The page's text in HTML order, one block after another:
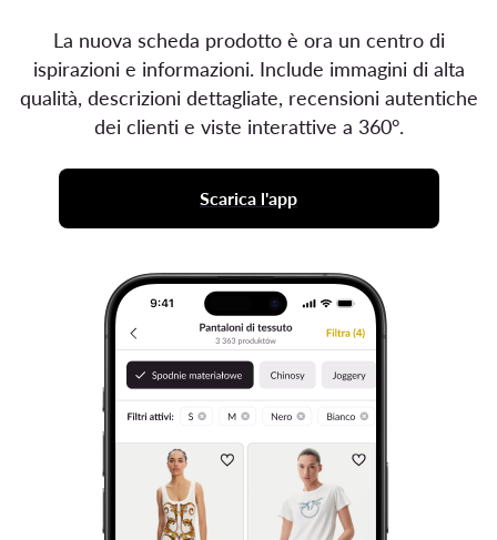
La nuova scheda prodotto è ora un centro di
ispirazioni e informazioni. Include immagini di alta
qualità, descrizioni dettagliate, recensioni autentiche
dei clienti e viste interattive a 360°.
Scarica l'app